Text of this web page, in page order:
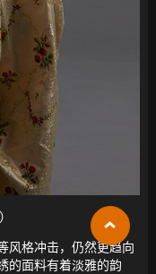
风格冲击，仍然更趋向
的面料有着淡雅的韵